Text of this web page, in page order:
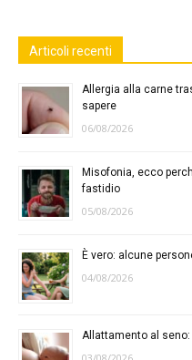
Articoli recenti
Allergia alla carne
sapere
06/08/2026
Misofonia, ecco
fastidio
05/08/2026
È vero: alcune
04/08/2026
Allattamento al